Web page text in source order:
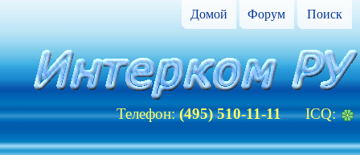
Домой Форум Поиск
Телефон:(495) 510-11-11ICQ: